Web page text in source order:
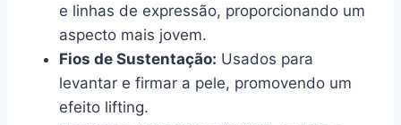
e linhas de expressão, proporcionando um
aspecto mais jovem.
Fios de Sustentação: Usados para
levantar e firmar a pele, promovendo um
efeito lifting.